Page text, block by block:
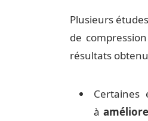
Plusieurs
de
résultats
Certaines
à